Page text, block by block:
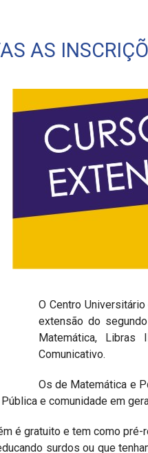
AS
O Centro
extensão do
Matemática, Libras
Comunicativo.
Os de Matemática e
e comunidade em
é gratuito e tem como
surdos ou que